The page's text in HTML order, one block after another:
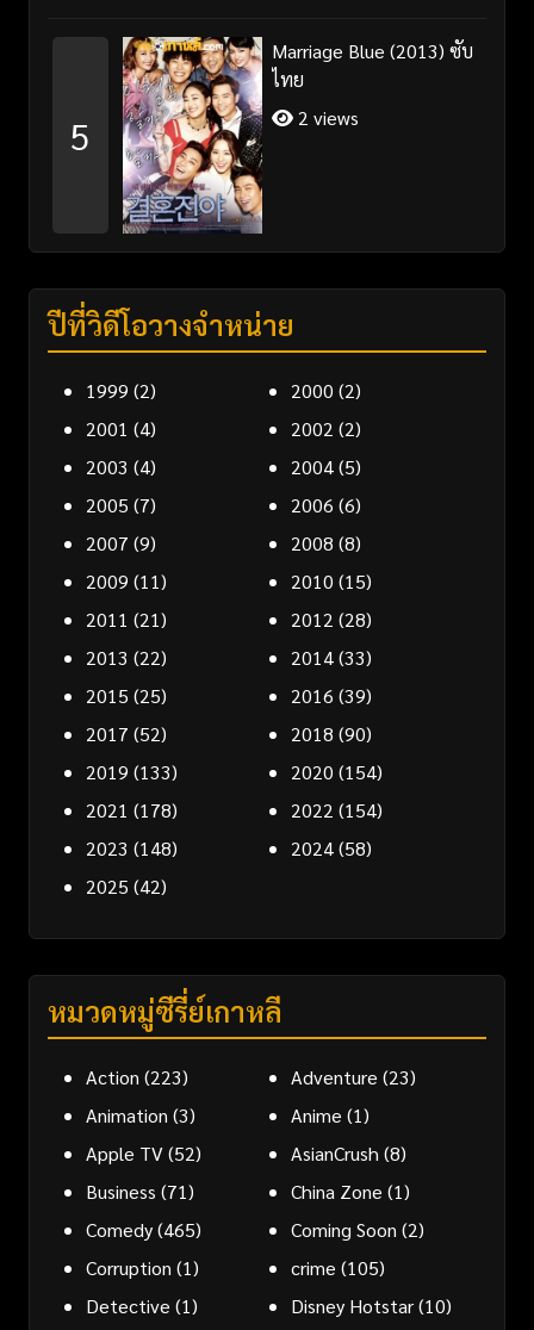
5
Marriage Blue (2013) ซับ
ไทย
2 views
ปีที่วิดีโอวางจำหน่าย
1999 (2) 2000 (2)
2001 (4) 2002 (2)
2003 (4) 2004(5)
2005 (7) 2006 (6)
2007 (9) 2008 (8)
2009 (11) 2010 (15)
2011 (21) 2012 (28)
2013 (22) 2014(33)
2015 (25) 2016 (39)
2017 (52) 2018 (90)
2019 (133) 2020 (154)
2021 (178) 2022 (154)
2023 (148) 2024(58)
2025 (42)
หมวดหมู่ซีรี่ย์เกาหลี
Action (223) Adventure (23)
Animation (3) Anime (1)
Apple TV(52) AsianCrush (8)
Business (71) China Zone (1)
Comedy(465) Coming Soon (2)
Corruption (1) crime (105)
Detective (1) Disney Hotstar(10)